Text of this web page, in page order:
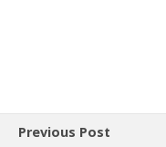
Previous Post